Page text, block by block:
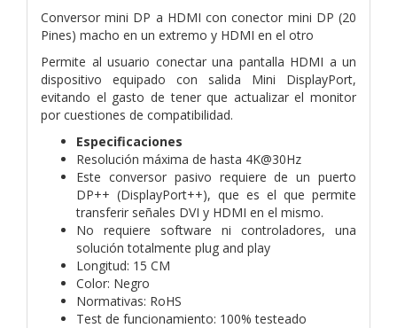
Conversor mini DP a HDMI con conector mini DP (20
Pines) macho en un extremo y HDMI en el otro
Permite al usuario conectar una pantalla HDMI a un
dispositivo equipado con salida Mini DisplayPort,
evitando el gasto de tener que actualizar el monitor
por cuestiones de compatibilidad.
Especificaciones
Resolución máxima de hasta 4K@30Hz
Este conversor pasivo requiere de un puerto
DP++ (DisplayPort++), que es el que permite
transferir señales DVI y HDMI en el mismo.
No requiere software ni controladores, una
solución totalmente plug and play
Longitud: 15 CM
Color: Negro
Normativas: RoHS
Test de funcionamiento: 100% testeado